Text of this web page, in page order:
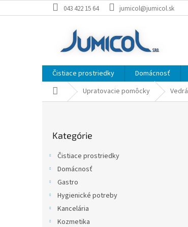
na
043 422 15 64 jumicol@jumicol.sk
Čistiace prostriedky Domácnosť
DomovUpratovacie pomôcky Vedrá
kategórie
Kategórie
Čistiace prostriedky
Domácnosť
Gastro
Hygienické potreby
Kancelária
Kozmetika